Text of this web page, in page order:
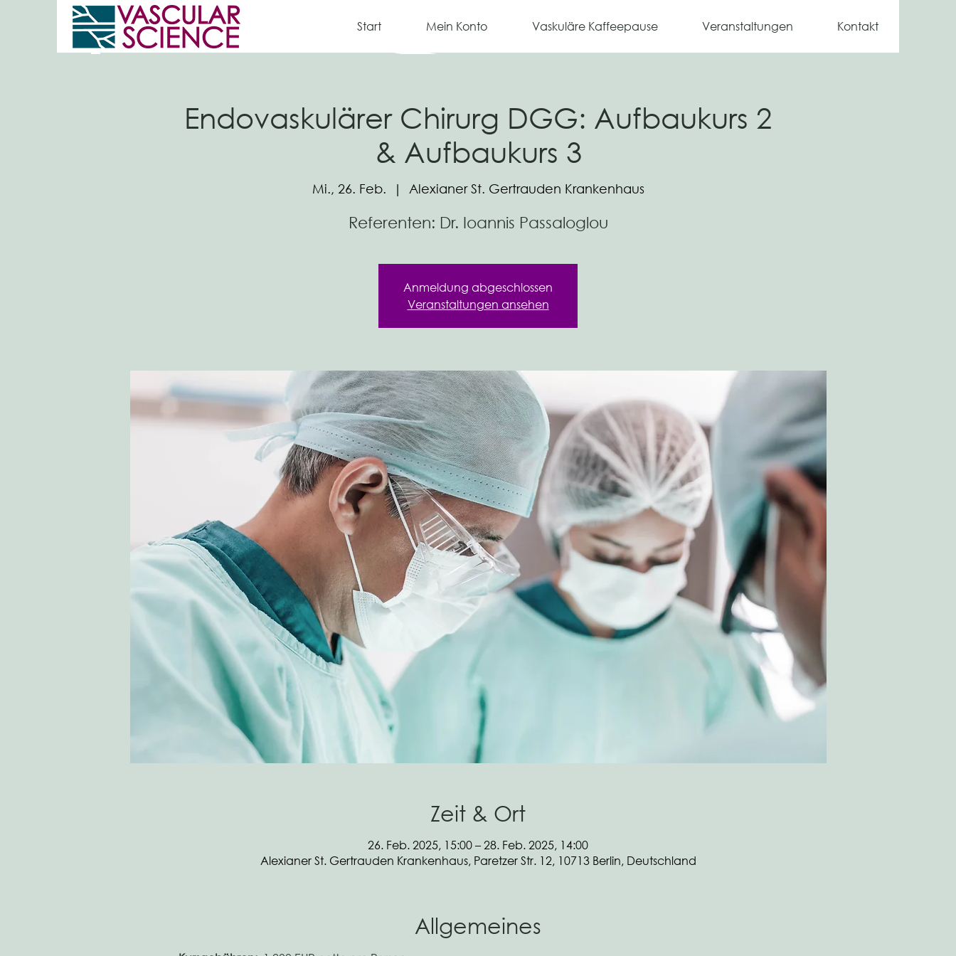
Start Mein Konto Vaskuläre Kaffeepause Veranstaltungen Kontakt
Endovaskulärer Chirurg DGG: Aufbaukurs 2
& Aufbaukurs 3
Mi., 26. Feb.
  |
Alexianer St. Gertrauden Krankenhaus
Referenten: Dr. Ioannis Passaloglou
Anmeldung abgeschlossen
Veranstaltungen ansehen
Zeit & Ort
26. Feb. 2025, 15:00 – 28. Feb. 2025, 14:00
Alexianer St. Gertrauden Krankenhaus, Paretzer Str. 12, 10713 Berlin, Deutschland
Allgemeines